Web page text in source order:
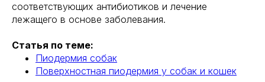
соответствующих антибиотиков и лечение
лежащего в основе заболевания.
Статья по теме:
Пиодермия собак
Поверхностная пиодермия у собак и кошек